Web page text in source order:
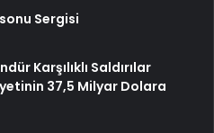
Sergisi
Karşılıklı Saldırılar
37,5 Milyar Dolara